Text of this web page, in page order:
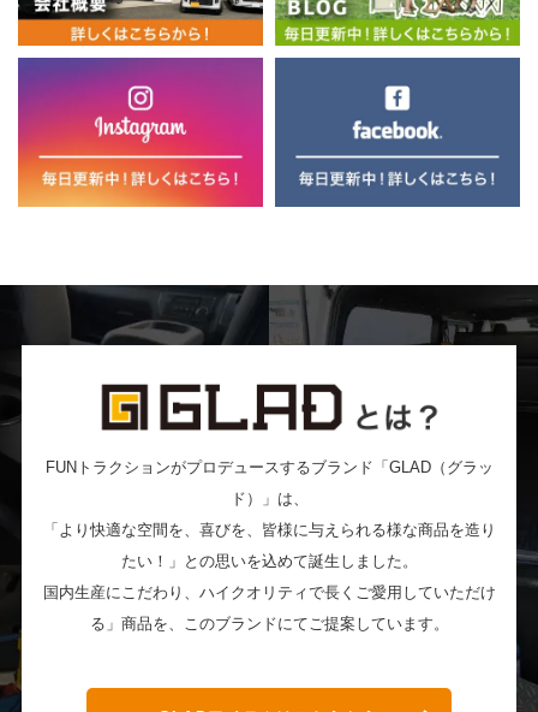
FUNトラクションがプロデュースするブランド「GLAD（グラッ
ド）」は、
「より快適な空間を、喜びを、皆様に与えられる様な商品を造り
たい！」との思いを込めて誕生しました。
国内生産にこだわり、ハイクオリティで長くご愛用していただけ
る」商品を、このブランドにてご提案しています。